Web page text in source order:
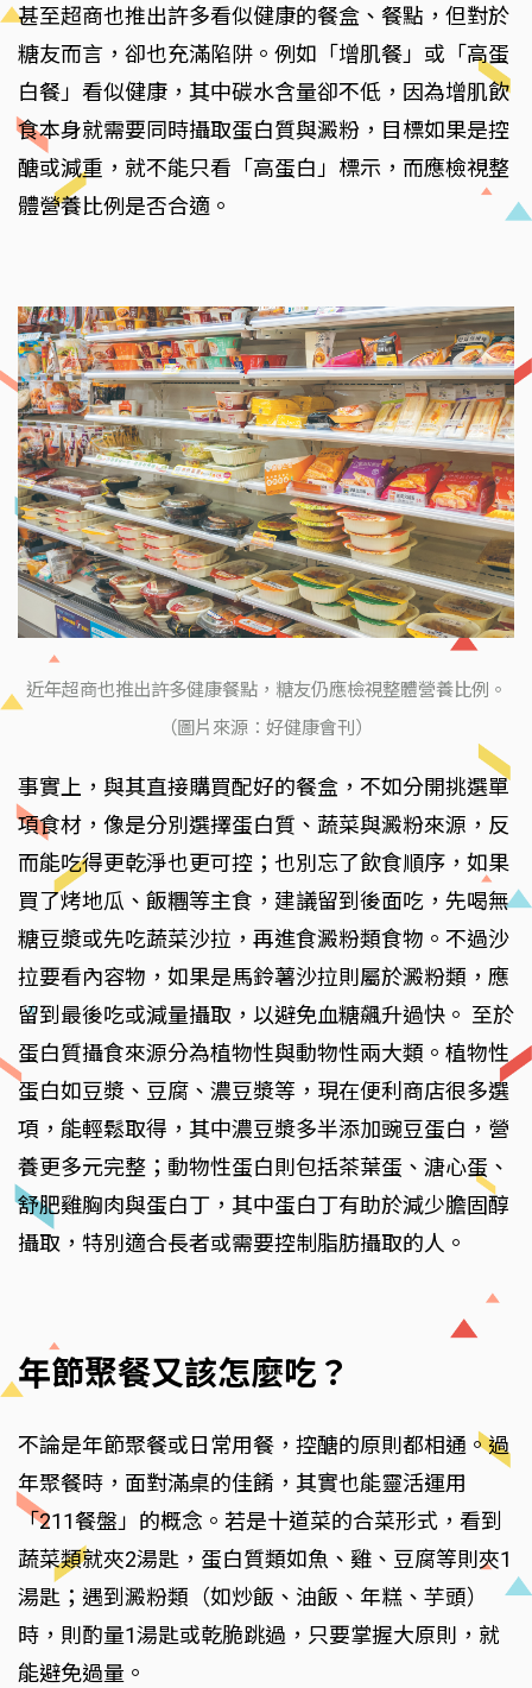
甚至超商也推出許多看似健康的餐盒、餐點，但對於
糖友而言，卻也充滿陷阱。例如「增肌餐」或「高蛋
白餐」看似健康，其中碳水含量卻不低，因為增肌飲
食本身就需要同時攝取蛋白質與澱粉，目標如果是控
醣或減重，就不能只看「高蛋白」標示，而應檢視整
體營養比例是否合適。
近年超商也推出許多健康餐點，糖友仍應檢視整體營養比例。
（圖片來源：好健康會刊）
事實上，與其直接購買配好的餐盒，不如分開挑選單
項食材，像是分別選擇蛋白質、蔬菜與澱粉來源，反
而能吃得更乾淨也更可控；也別忘了飲食順序，如果
買了烤地瓜、飯糰等主食，建議留到後面吃，先喝無
糖豆漿或先吃蔬菜沙拉，再進食澱粉類食物。不過沙
拉要看內容物，如果是馬鈴薯沙拉則屬於澱粉類，應
留到最後吃或減量攝取，以避免血糖飆升過快。 至於
蛋白質攝食來源分為植物性與動物性兩大類。植物性
蛋白如豆漿、豆腐、濃豆漿等，現在便利商店很多選
項，能輕鬆取得，其中濃豆漿多半添加豌豆蛋白，營
養更多元完整；動物性蛋白則包括茶葉蛋、溏心蛋、
舒肥雞胸肉與蛋白丁，其中蛋白丁有助於減少膽固醇
攝取，特別適合長者或需要控制脂肪攝取的人。
年節聚餐又該怎麼吃？
不論是年節聚餐或日常用餐，控醣的原則都相通。過
年聚餐時，面對滿桌的佳餚，其實也能靈活運用
「211餐盤」的概念。若是十道菜的合菜形式，看到
蔬菜類就夾2湯匙，蛋白質類如魚、雞、豆腐等則夾1
湯匙；遇到澱粉類（如炒飯、油飯、年糕、芋頭）
時，則酌量1湯匙或乾脆跳過，只要掌握大原則，就
能避免過量。